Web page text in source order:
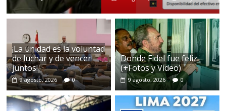
¡La unidad es la voluntad
de luchar y de vencer
juntos!
9 agosto, 2026 0
Donde Fidel fue feliz
(+Fotos y Video)
9 agosto, 2026 0